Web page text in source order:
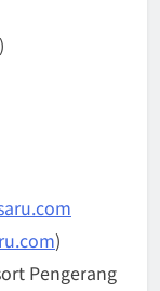
)
)
Pengerang